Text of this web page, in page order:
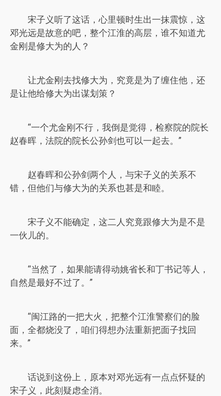
宋子义听了这话，心里顿时生出一抹震惊，这
邓光远是故意的吧，整个江淮的高层，谁不知道尤
金刚是修大为的人？
让尤金刚去找修大为，究竟是为了缠住他，还
是让他给修大为出谋划策？
“一个尤金刚不行，我倒是觉得，检察院的院长
赵春晖，法院的院长公孙剑也可以一起去。”
赵春晖和公孙剑两个人，与宋子义的关系不
错，但他们与修大为的关系也甚是和睦。
宋子义不能确定，这二人究竟跟修大为是不是
一伙儿的。
“当然了，如果能请得动姚省长和丁书记等人，
自然是最好不过了。”
“闽江路的一把大火，把整个江淮警察们的脸
面，全都烧没了，咱们得想办法重新把面子找回
来。”
话说到这份上，原本对邓光远有一点点怀疑的
宋子义，此刻疑虑全消。